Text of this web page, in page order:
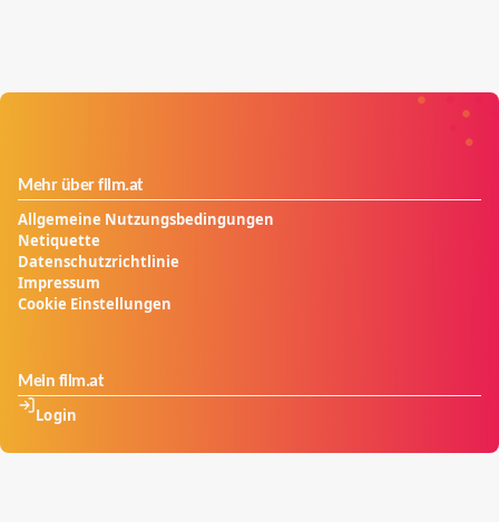
Mehr über film.at
Allgemeine Nutzungsbedingungen
Netiquette
Datenschutzrichtlinie
Impressum
Cookie Einstellungen
Mein film.at
Login